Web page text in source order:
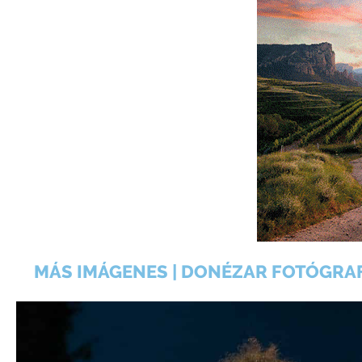
MÁS IMÁGENES | DONÉZAR